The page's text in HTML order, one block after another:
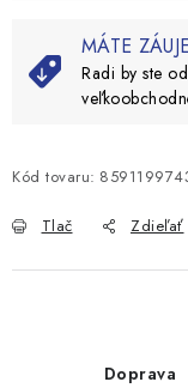
MÁTE
Radi by ste
Kód tovaru:
Tlač Zdieľať
Doprava